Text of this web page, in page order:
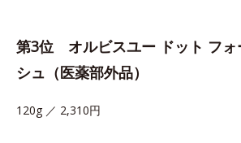
第3位 オルビスユー ドット フォ
シュ（医薬部外品）
120g ／ 2,310円